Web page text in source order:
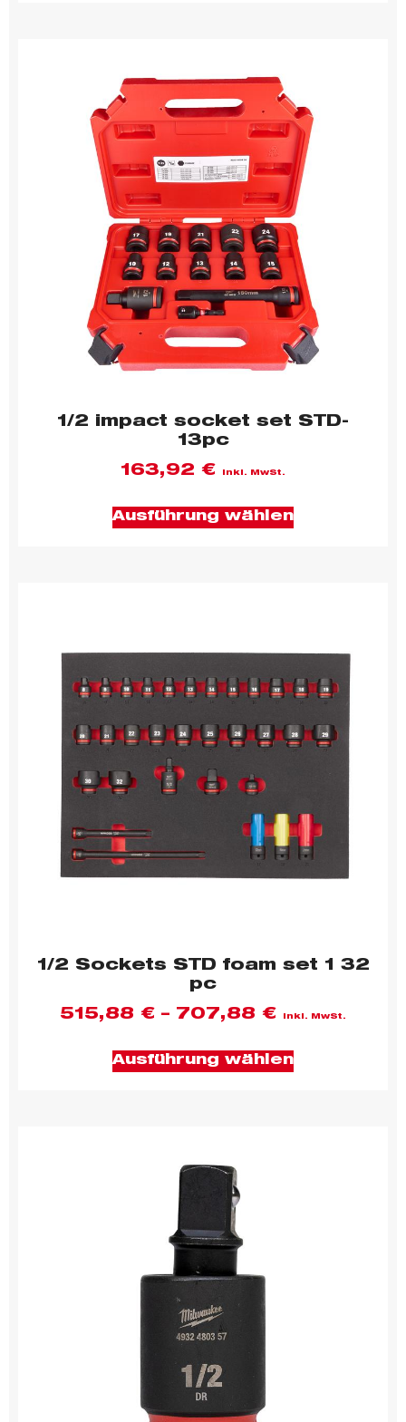
1/2 impact socket set STD-
13pc
163,92 € inkl. MwSt.
Ausführung wählen
1/2 Sockets STD foam set 1 32
pc
515,88 € – 707,88 € inkl. MwSt.
Ausführung wählen